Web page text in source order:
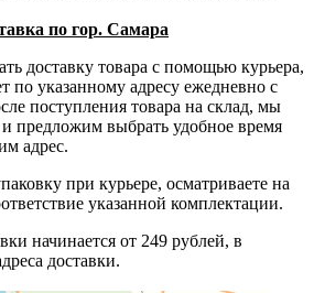
по гор. Самара
доставку товара с помощью курьера,
по указанному адресу ежедневно с
поступления товара на склад, мы
предложим выбрать удобное время
адрес.
при курьере, осматриваете на
указанной комплектации.
начинается от 249 рублей, в
доставки.